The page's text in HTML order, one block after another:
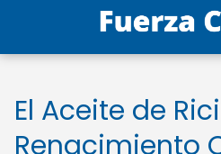
El Aceite de
Renacimiento